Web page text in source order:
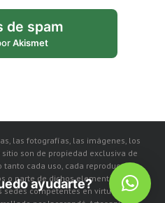
de spam
Akismet
las fotografías, las imágenes, los
son de propiedad exclusiva de
tanto cada uso, cada reproducción
o parte de dichos elementos, será
sedes competentes en virtud de la
ayudarte?